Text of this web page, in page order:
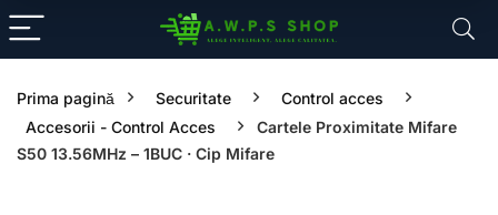
Prima pagină Securitate
Control acces
Accesorii - Control Acces
Cartele Proximitate Mifare
S50 13.56MHz – 1BUC · Cip Mifare